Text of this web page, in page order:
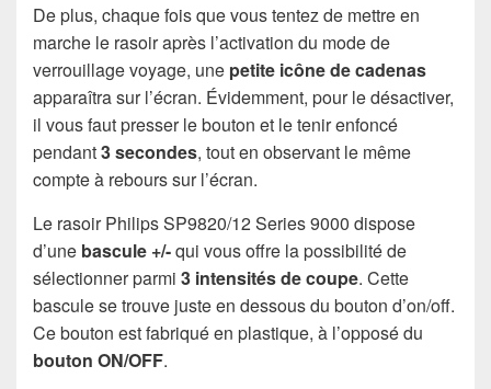
De plus, chaque fois que vous tentez de mettre en
marche le rasoir après l’activation du mode de
verrouillage voyage, une petite icônede cadenas
apparaîtra sur l’écran. Évidemment, pour le désactiver,
il vous faut presser le bouton et le tenir enfoncé
pendant3 secondes, tout en observant le même
compte à rebours sur l’écran.
Le rasoir Philips SP9820/12 Series 9000 dispose
d’une bascule +/-qui vous offre la possibilité de
sélectionner parmi 3 intensités de coupe. Cette
bascule se trouve juste en dessous du bouton d’on/off.
Ce bouton est fabriqué en plastique, à l’opposé du
bouton ON/OFF.